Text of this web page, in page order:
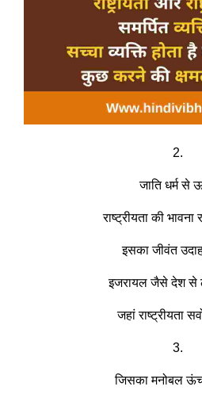
2.
जाति धर्म से
राष्ट्रीयता की भावना
इसका जीवंत
इजरायल जैसे देश
जहां राष्ट्रीयता
3.
जिसका मनोबल